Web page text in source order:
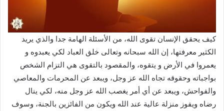
كيف يحقق الإنسان تقوى الله، من الأسئلة الهامة جدا والذي يريد
الكثير معرفتها، إن الله سبحانه وتعالى خلق العباد لكي يعبدوه و
يعمروا في الأرض و يتقوه، والمقصود بالتقوى هي التزام الشخص
بواجباته وحقوقه تجاه الله عز وجل، ويبعد عن المحرمات والمعاصي
والفواحش، ويبعد عن أي أمر يغصب الله عز وجل منه، لكي ينال
رضاه ويفوز منزلة عالية عند الله ويكون من الفائزين بالجنة، وسوف